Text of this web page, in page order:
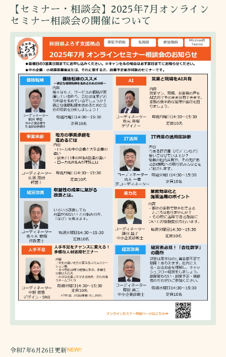
【セミナー・相談会】2025年7月オンライン
セミナー相談会の開催について
令和7年6月26日更新